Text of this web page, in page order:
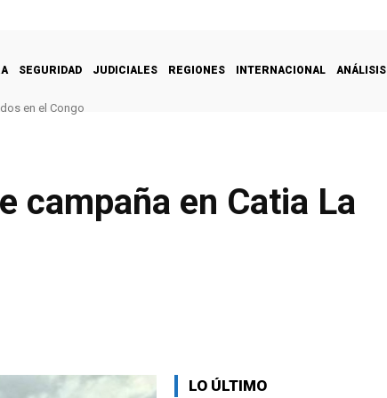
SEGURIDAD JUDICIALES REGIONES INTERNACIONAL ANÁLISIS
en el Congo
campaña en Catia La
LO ÚLTIMO